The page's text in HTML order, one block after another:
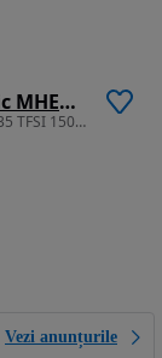
Audi Q3 Sportback 1.5 35 TFSI S tronic MHEV S Line
1498 cm3 • 150 CP • Noul Audi Q3 Sportback S Line 35 TFSI 150cp Stronic Mild Hybrid 2025
Vezi anunțurile